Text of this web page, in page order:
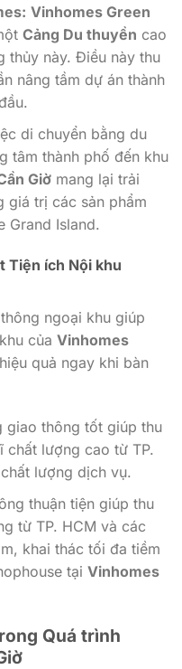
Vinhomes Green
Cảng Du thuyền cao
thủy này. Điều này thu
nâng tầm dự án thành
di chuyển bằng du
tâm thành phố đến khu
Giờmang lại trải
giá trị các sản phẩm
Grand Island.
Tiện ích Nội khu
ngoại khu giúp
của Vinhomes
quả ngay khi bàn
giao thông tốt giúp thu
chất lượng cao từ TP.
lượng dịch vụ.
thuận tiện giúp thu
từ TP. HCM và các
khai thác tối đa tiềm
tại Vinhomes
Quá trình